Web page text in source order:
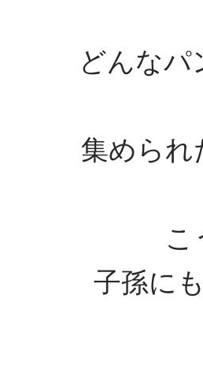
どんなパ
集められ
こ
子孫に